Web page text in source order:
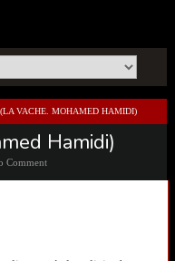
VACHE. MOHAMED HAMIDI)
Hamidi)
Comment